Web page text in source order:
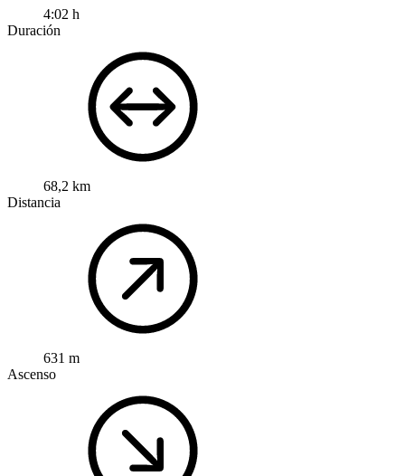
4:02 h
Duración
68,2 km
Distancia
631 m
Ascenso